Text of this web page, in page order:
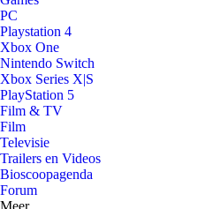
PC
Playstation 4
Xbox One
Nintendo Switch
Xbox Series X|S
PlayStation 5
Film & TV
Film
Televisie
Trailers en Videos
Bioscoopagenda
Forum
Meer